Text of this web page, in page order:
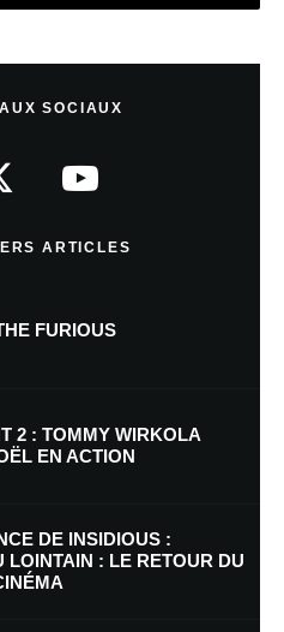
Site web
SOCIAUX
ARTICLES
FURIOUS
2 : TOMMY WIRKOLA
EN ACTION
DE INSIDIOUS :
LOINTAIN : LE RETOUR DU